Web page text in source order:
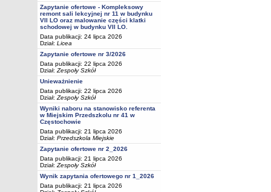
Zapytanie ofertowe - Kompleksowy
remont sali lekcyjnej nr 11 w budynku
VII LO oraz malowanie części klatki
schodowej w budynku VII LO.
Data publikacji: 24 lipca 2026
Dział: Licea
Zapytanie ofertowe nr 3/2026
Data publikacji: 22 lipca 2026
Dział: Zespoły Szkół
Unieważnienie
Data publikacji: 22 lipca 2026
Dział: Zespoły Szkół
Wyniki naboru na stanowisko referenta
w Miejskim Przedszkolu nr 41 w
Częstochowie
Data publikacji: 21 lipca 2026
Dział: Przedszkola Miejskie
Zapytanie ofertowe nr 2_2026
Data publikacji: 21 lipca 2026
Dział: Zespoły Szkół
Wynik zapytania ofertowego nr 1_2026
Data publikacji: 21 lipca 2026